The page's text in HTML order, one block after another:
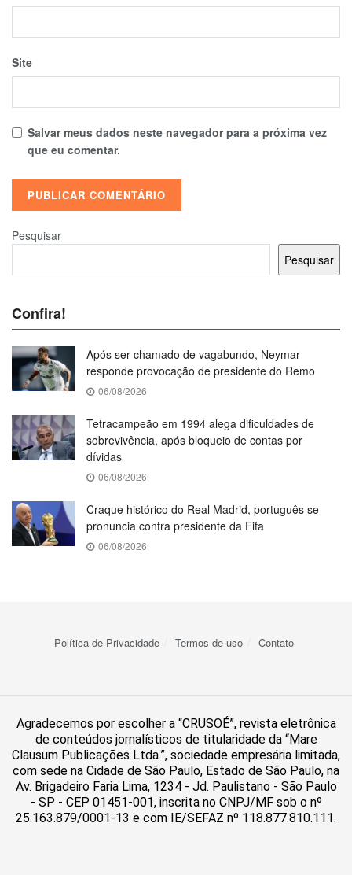
Site
Salvar meus dados neste navegador para a próxima vez
que eu comentar.
Pesquisar
Pesquisar
Confira!
Após ser chamado de vagabundo, Neymar
responde provocação de presidente do Remo
06/08/2026
Tetracampeão em 1994 alega dificuldades de
sobrevivência, após bloqueio de contas por
dívidas
06/08/2026
Craque histórico do Real Madrid, português se
pronuncia contra presidente da Fifa
06/08/2026
Política de Privacidade Termos de uso Contato
Agradecemos por escolher a “CRUSOÉ”, revista eletrônica
de conteúdos jornalísticos de titularidade da “Mare
Clausum Publicações Ltda.”, sociedade empresária limitada,
com sede na Cidade de São Paulo, Estado de São Paulo, na
Av. Brigadeiro Faria Lima, 1234 - Jd. Paulistano - São Paulo
- SP - CEP 01451-001, inscrita no CNPJ/MF sob o nº
25.163.879/0001-13 e com IE/SEFAZ nº 118.877.810.111.